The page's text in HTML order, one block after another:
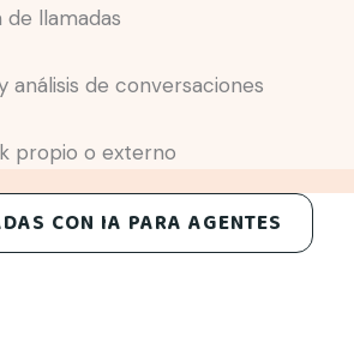
llamadas
análisis de conversaciones
propio o externo
CON IA PARA AGENTES